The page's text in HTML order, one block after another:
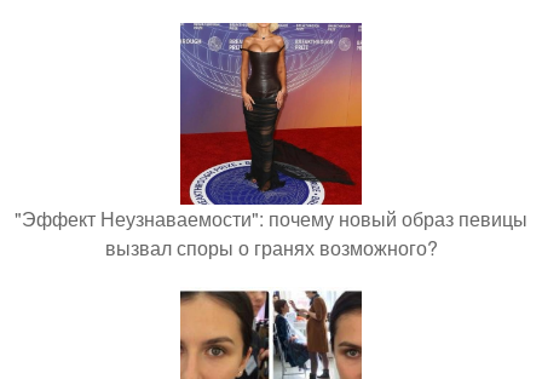
"Эффект Неузнаваемости": почему новый образ певицы
вызвал споры о гранях возможного?